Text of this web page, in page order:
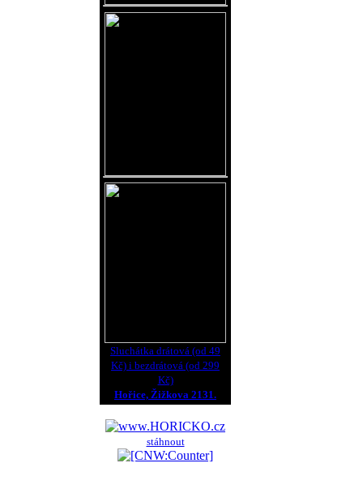
Sluchátka drátová (od 49
Kč) i bezdrátová (od 299
Kč)
Hořice, Žižkova 2131.
stáhnout